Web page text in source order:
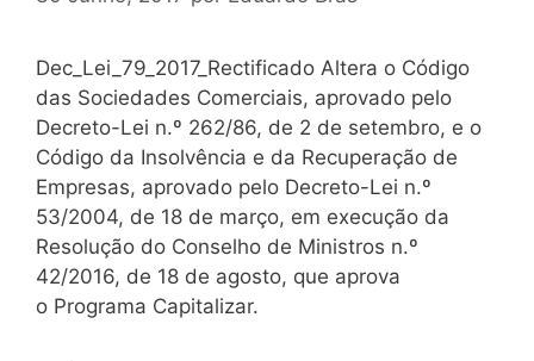
Dec_Lei_79_2017_Rectificado Altera o Código
das Sociedades Comerciais, aprovado pelo
Decreto-Lei n.º 262/86, de 2 de setembro, e o
Código da Insolvência e da Recuperação de
Empresas, aprovado pelo Decreto-Lei n.º
53/2004, de 18 de março, em execução da
Resolução do Conselho de Ministros n.º
42/2016, de 18 de agosto, que aprova
o Programa Capitalizar.